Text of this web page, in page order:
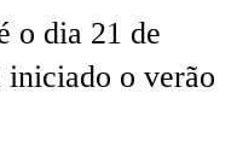
o dia 21 de
iniciado o verão